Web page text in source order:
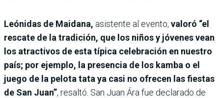
Leónidas de Maidana, asistente al evento, valoró “el
rescate de la tradición, que los niños y jóvenes vean
los atractivos de esta típica celebración en nuestro
país; por ejemplo, la presencia de los kamba o el
juego de la pelota tata ya casi no ofrecen las fiestas
de San Juan”, resaltó. San Juan Ára fue declarado de